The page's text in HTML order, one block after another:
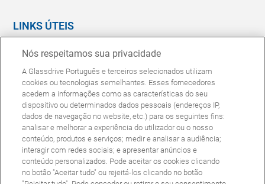
LINKS ÚTEIS
Marcação Online
Seguradoras e gestores de frotas
Reparação ou substituição?
Perguntas Frequentes
Política de CookiesPolítica de Privacidade
© Copyright Glassdrive. Todos os direitos reservados | 2025
Nós respeitamos sua privacidade
A Glassdrive Português e terceiros selecionados utilizam
cookies ou tecnologias semelhantes. Esses fornecedores
acedem a informações como as características do seu
dispositivo ou determinados dados pessoais (endereços IP,
dados de navegação no website, etc.) para os seguintes fins:
analisar e melhorar a experiência do utilizador ou o nosso
conteúdo, produtos e serviços; medir e analisar a audiência;
interagir com redes sociais; e apresentar anúncios e
conteúdo personalizados. Pode aceitar os cookies clicando
no botão "Aceitar tudo" ou rejeitá-los clicando no botão